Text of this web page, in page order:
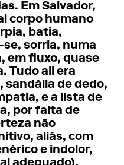
Em Salvador,
corpo humano
batia,
sorria, numa
em fluxo, quase
Tudo ali era
sandália de dedo,
e a lista de
por falta de
não
aliás, com
e indolor,